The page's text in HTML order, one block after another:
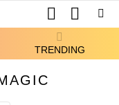
SWITCH
SKIN
TRENDING